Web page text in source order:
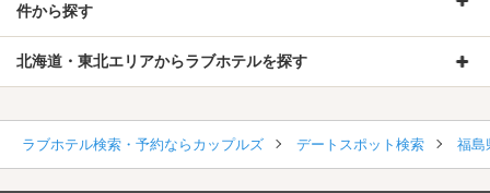
件から探す
北海道・東北エリアからラブホテルを探す
ラブホテル検索・予約ならカップルズ デートスポット検索 福島